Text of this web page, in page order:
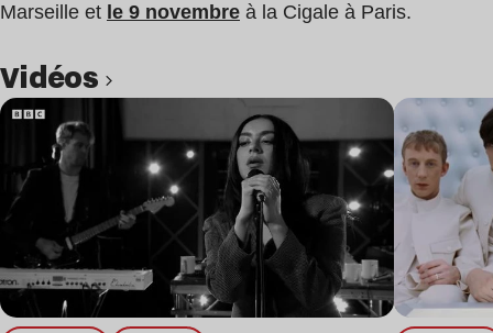
Marseille et le 9 novembre à la Cigale à Paris.
Vidéos